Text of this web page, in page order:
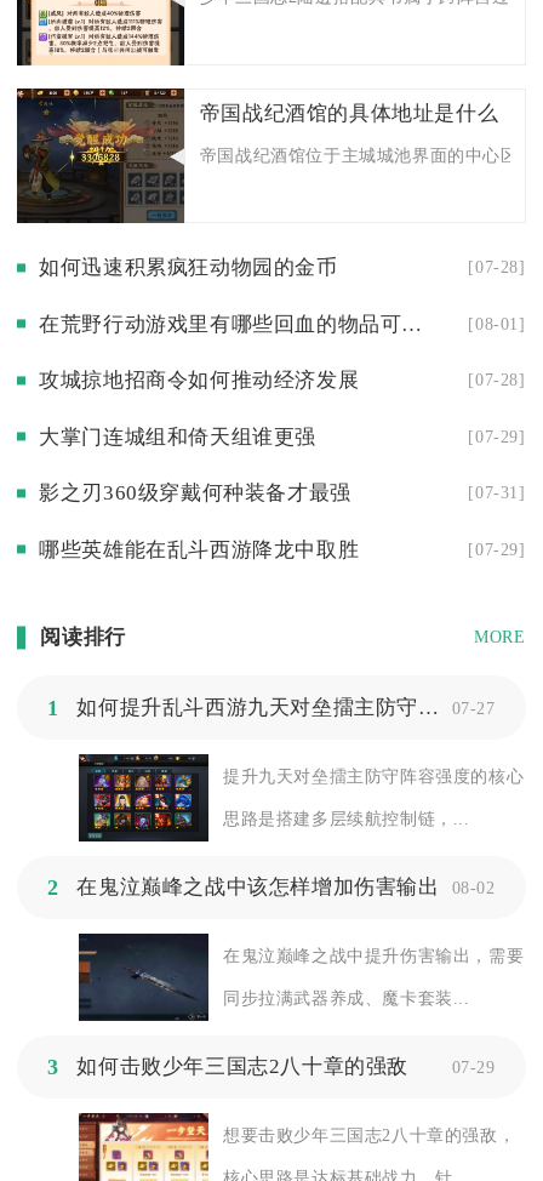
帝国战纪酒馆的具体地址是什么
帝国战纪酒馆位于主城城池界面的中心区
如何迅速积累疯狂动物园的金币 [07-28]
在荒野行动游戏里有哪些回血的物品可选择 [08-01]
攻城掠地招商令如何推动经济发展 [07-28]
大掌门连城组和倚天组谁更强 [07-29]
影之刃360级穿戴何种装备才最强 [07-31]
哪些英雄能在乱斗西游降龙中取胜 [07-29]
阅读排行 MORE
1 如何提升乱斗西游九天对垒擂主防守阵容的强度 07-27
提升九天对垒擂主防守阵容强度的核心
思路是搭建多层续航控制链，...
2 在鬼泣巅峰之战中该怎样增加伤害输出 08-02
在鬼泣巅峰之战中提升伤害输出，需要
同步拉满武器养成、魔卡套装...
3 如何击败少年三国志2八十章的强敌 07-29
想要击败少年三国志2八十章的强敌，